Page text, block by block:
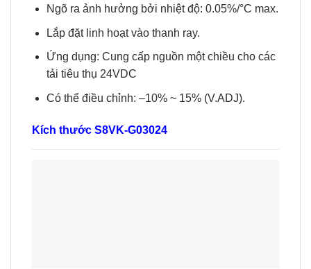
Ngõ ra ảnh hưởng bởi nhiệt độ: 0.05%/°C max.
Lắp đặt linh hoạt vào thanh ray.
Ứng dụng: Cung cấp nguồn một chiều cho các
tải tiêu thụ 24VDC
Có thể điều chỉnh: –10% ~ 15% (V.ADJ).
Kích thước S8VK-G03024